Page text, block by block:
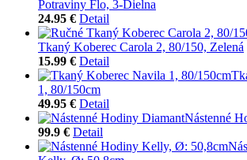
Potraviny Flo, 3-Dielna
24.95 € Detail
Tkaný Koberec Carola 2, 80/150, Zelená
15.99 € Detail
1, 80/150cm
49.95 € Detail
Nástenné
99.9 € Detail